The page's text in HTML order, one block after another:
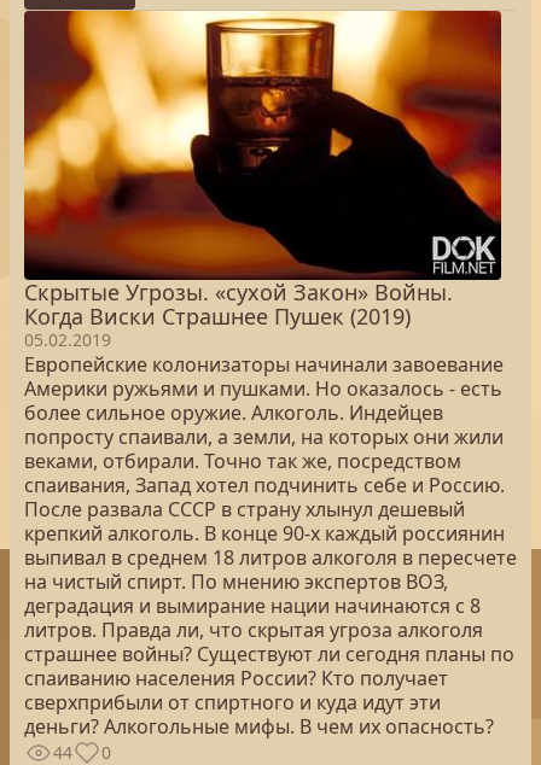
Скрытые Угрозы. «сухой Закон» Войны.
Когда Виски Страшнее Пушек (2019)
05.02.2019
Европейские колонизаторы начинали завоевание
Америки ружьями и пушками. Но оказалось - есть
более сильное оружие. Алкоголь. Индейцев
попросту спаивали, а земли, на которых они жили
веками, отбирали. Точно так же, посредством
спаивания, Запад хотел подчинить себе и Россию.
После развала СССР в страну хлынул дешевый
крепкий алкоголь. В конце 90-х каждый россиянин
выпивал в среднем 18 литров алкоголя в пересчете
на чистый спирт. По мнению экспертов ВОЗ,
деградация и вымирание нации начинаются с 8
литров. Правда ли, что скрытая угроза алкоголя
страшнее войны? Существуют ли сегодня планы по
спаиванию населения России? Кто получает
сверхприбыли от спиртного и куда идут эти
деньги? Алкогольные мифы. В чем их опасность?
44 0